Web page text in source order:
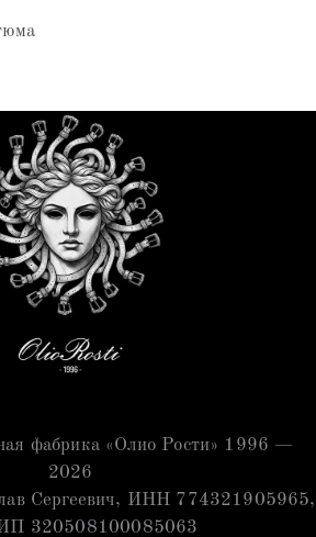
фабрика «Олио Рости» 1996 —
2026
Сергеевич, ИНН 774321905965,
320508100085063